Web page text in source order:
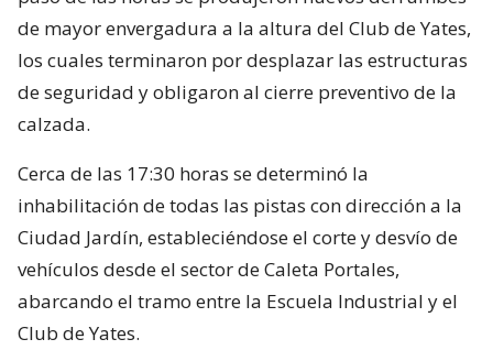
de mayor envergadura a la altura del Club de Yates,
los cuales terminaron por desplazar las estructuras
de seguridad y obligaron al cierre preventivo de la
calzada.
Cerca de las 17:30 horas se determinó la
inhabilitación de todas las pistas con dirección a la
Ciudad Jardín, estableciéndose el corte y desvío de
vehículos desde el sector de Caleta Portales,
abarcando el tramo entre la Escuela Industrial y el
Club de Yates.